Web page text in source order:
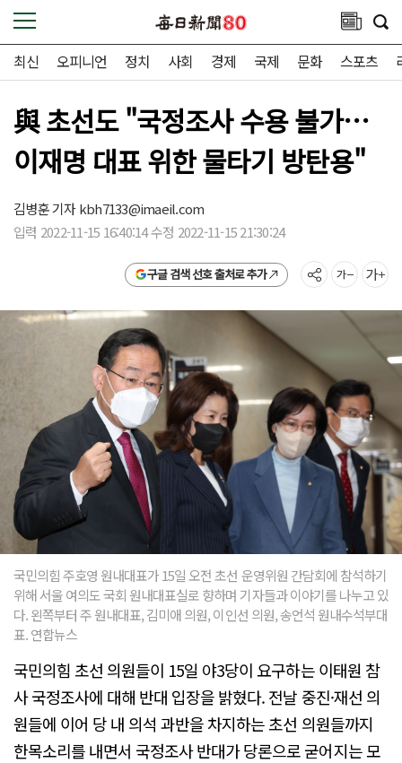
최신 오피니언 정치 사회 경제 국제 문화 스포츠
與 초선도 "국정조사 수용 불가…
이재명 대표 위한 물타기 방탄용"
김병훈 기자kbh7133@imaeil.com
입력 2022-11-15 16:40:14 수정 2022-11-15 21:30:24
구글 검색 선호 출처로 추가
국민의힘 주호영 원내대표가 15일 오전 초선 운영위원 간담회에 참석하기
위해 서울 여의도 국회 원내대표실로 향하며 기자들과 이야기를 나누고 있
다. 왼쪽부터 주 원내대표, 김미애 의원, 이인선 의원, 송언석 원내수석부대
표. 연합뉴스
국민의힘 초선 의원들이 15일 야3당이 요구하는 이태원 참
사 국정조사에 대해 반대 입장을 밝혔다. 전날 중진·재선 의
원들에 이어 당 내 의석 과반을 차지하는 초선 의원들까지
한목소리를 내면서 국정조사 반대가 당론으로 굳어지는 모